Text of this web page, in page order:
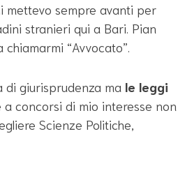
mettevo sempre avanti per
stranieri qui a Bari. Pian
“Avvocato”.
giurisprudenza ma le leggi
concorsi di mio interesse non
Scienze Politiche,